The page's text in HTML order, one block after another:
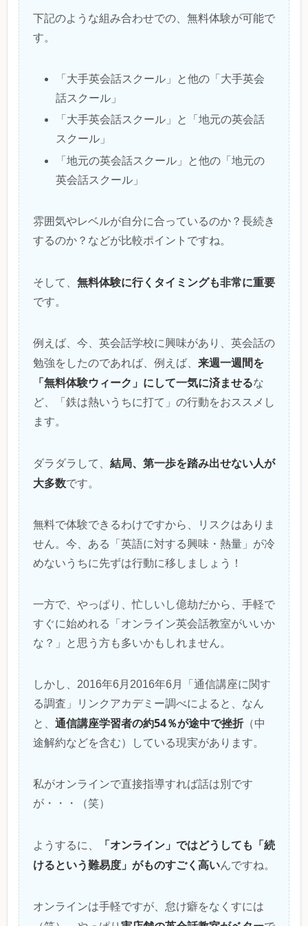
下記のような組み合わせでの、無料体験が可能で
す。
「大手英会話スクール」と他の「大手英会
話スクール」
「大手英会話スクール」と「地元の英会話
スクール」
「地元の英会話スクール」と他の「地元の
英会話スクール」
雰囲気やレベルが自分に合っているのか？長続き
するのか？などが比較ポイントですね。
そして、 無料体験に行くタイミングも非常に重要
です。
例えば、今、英会話学校に興味があり、英会話の
勉強をしたのであれば、例えば、 来週一週間を
「無料体験ウィーク」にして一気に済ませるな
ど、「鉄は熱いうちに打て」の行動をおススメし
ます。
ダラダラして、 結局、第一歩を踏み出せない人が
大多数です。
無料で体験できるわけですから、リスクはありま
せん。今、ある「英語に対する興味・熱量」が冷
めないうちに先ずは行動に移しましょう！
一方で、やっぱり、忙しいし億劫だから、手軽で
すぐに始めれる「オンライン英会話教室がいいか
な？」と思う方も多いかもしれません。
しかし、2016年6月2016年6月「通信講座に関す
る調査」リンクアカデミー調べによると、なん
と、 通信講座学習者の約54％が途中で挫折 （中
途解約などを含む）している現実があります。
私がオンラインで直接指導すれば話は別です
が・・・（笑）
ようするに、
「オンライン」ではどうしても「続
けるという難易度」がものすごく高いんですね。
オンラインは手軽ですが、怠け癖をなくすには